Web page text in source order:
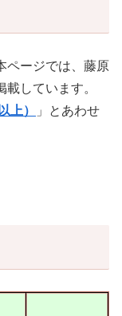
ページでは、藤原
しています。
上）
」とあわせ